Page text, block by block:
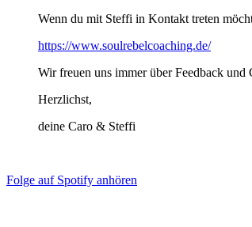
Wenn du mit Steffi in Kontakt treten
https://www.soulrebelcoaching.de/
Wir freuen uns immer über Feedback und
Herzlichst,
deine Caro & Steffi
Folge auf Spotify anhören